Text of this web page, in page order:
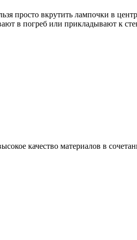
просто вкрутить лампочки в
в погреб или прикладывают к
качество материалов в